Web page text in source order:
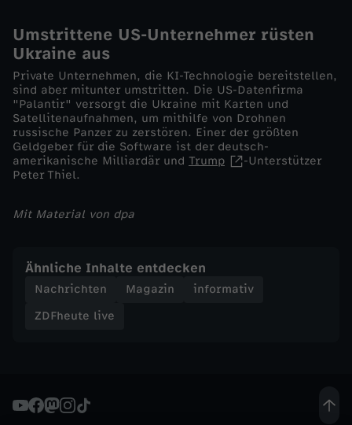
Umstrittene US-Unternehmer rüsten
Ukraine aus
Private Unternehmen, die KI-Technologie bereitstellen,
sind aber mitunter umstritten. Die US-Datenfirma
"Palantir" versorgt die Ukraine mit Karten und
Satellitenaufnahmen, um mithilfe von Drohnen
russische Panzer zu zerstören. Einer der größten
Geldgeber für die Software ist der deutsch-
amerikanische Milliardär und Trump
-Unterstützer
Peter Thiel.
Mit Material von dpa
Ähnliche Inhalte entdecken
Nachrichten Magazin
informativ
ZDFheute live